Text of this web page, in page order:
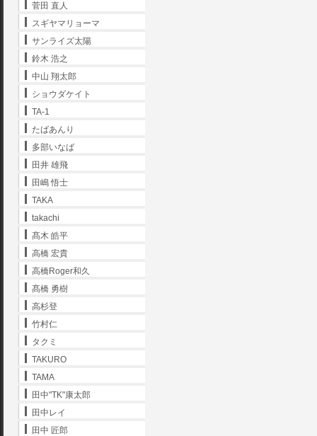
菅田 直人
スギヤマリョーマ
サンライズ太陽
鈴木 浩之
中山 翔太郎
ショウダケイト
TA-1
たばあんり
多部いなば
田井 雄飛
田嶋 悟士
TAKA
takachi
髙木 皓平
高橋 宏貴
高橋Roger和久
髙橋 勇樹
高杉登
竹村仁
タクミ
TAKURO
TAMA
田中"TK"康太郎
田中レイ
田中 匠郎